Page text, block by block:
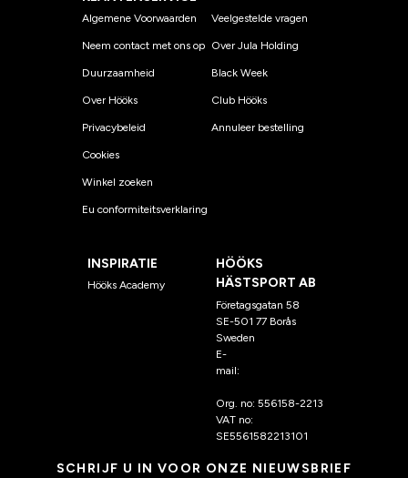
Algemene Voorwaarden
Neem contact met ons op
Duurzaamheid
Over Hööks
Privacybeleid
Cookies
Winkel zoeken
Eu conformiteitsverklaring
Veelgestelde vragen
Over Jula Holding
Black Week
Club Hööks
Annuleer bestelling
INSPIRATIE
Hööks Academy
HÖÖKS
HÄSTSPORT AB
Företagsgatan 58
SE-501 77 Borås
Sweden
E-
mail:
Org. no: 556158-2213
VAT no:
SE5561582213101
SCHRIJF U IN VOOR ONZE NIEUWSBRIEF